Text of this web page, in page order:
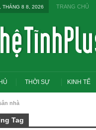
THÁNG 8 8, 2026 TRANG CHỦ
THỜI SỰ KINH TẾ
nhà
Tag